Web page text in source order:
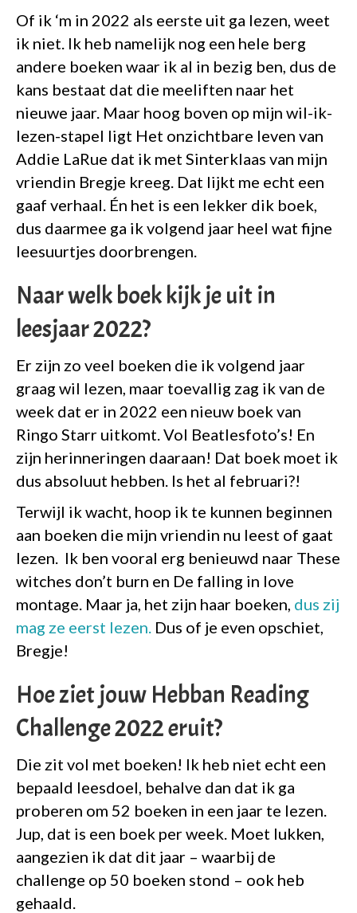
Of ik ‘m in 2022 als eerste uit ga lezen, weet
ik niet. Ik heb namelijk nog een hele berg
andere boeken waar ik al in bezig ben, dus de
kans bestaat dat die meeliften naar het
nieuwe jaar. Maar hoog boven op mijn wil-ik-
lezen-stapel ligt Het onzichtbare leven van
Addie LaRue dat ik met Sinterklaas van mijn
vriendin Bregje kreeg. Dat lijkt me echt een
gaaf verhaal. Én het is een lekker dik boek,
dus daarmee ga ik volgend jaar heel wat fijne
leesuurtjes doorbrengen.
Naar welk boek kijk je uit in
leesjaar 2022?
Er zijn zo veel boeken die ik volgend jaar
graag wil lezen, maar toevallig zag ik van de
week dat er in 2022 een nieuw boek van
Ringo Starr uitkomt. Vol Beatlesfoto’s! En
zijn herinneringen daaraan! Dat boek moet ik
dus absoluut hebben. Is het al februari?!
Terwijl ik wacht, hoop ik te kunnen beginnen
aan boeken die mijn vriendin nu leest of gaat
lezen. Ik ben vooral erg benieuwd naar These
witches don’t burn en De falling in love
montage. Maar ja, het zijn haar boeken, dus zij
mag ze eerst lezen. Dus of je even opschiet,
Bregje!
Hoe ziet jouw Hebban Reading
Challenge 2022 eruit?
Die zit vol met boeken! Ik heb niet echt een
bepaald leesdoel, behalve dan dat ik ga
proberen om 52 boeken in een jaar te lezen.
Jup, dat is een boek per week. Moet lukken,
aangezien ik dat dit jaar – waarbij de
challenge op 50 boeken stond – ook heb
gehaald.